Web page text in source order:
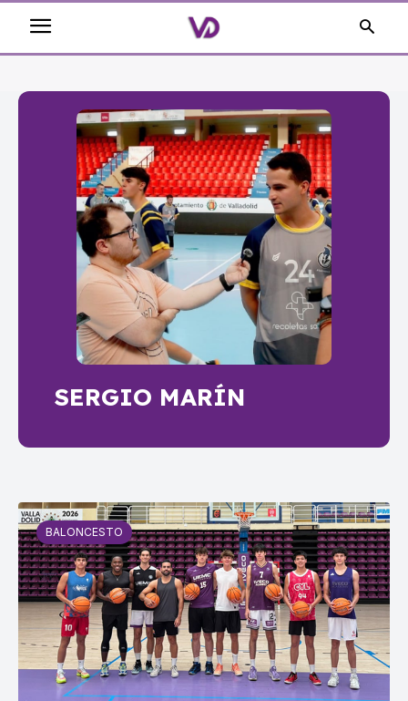
SERGIO MARÍN
BALONCESTO